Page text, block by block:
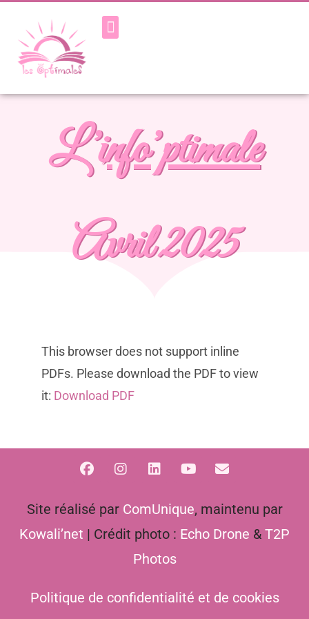
L’info’ptimale
Avril 2025
This browser does not support inline
PDFs. Please download the PDF to view
it: Download PDF
Site réalisé par ComUnique, maintenu par
Kowali’net | Crédit photo : Echo Drone & T2P
Photos
Politique de confidentialité et de cookies